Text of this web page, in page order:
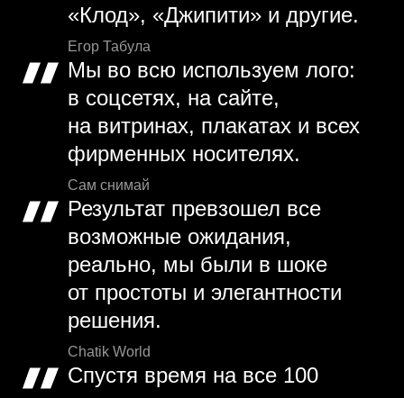
«Клод», «Джипити» и другие.
Егор Табула
Мы во всю используем лого:
в соцсетях, на сайте,
на витринах, плакатах и всех
фирменных носителях.
Сам снимай
Результат превзошел все
возможные ожидания,
реально, мы были в шоке
от простоты и элегантности
решения.
Chatik World
Спустя время на все 100